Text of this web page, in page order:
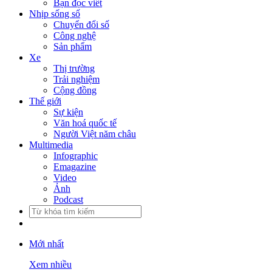
Bạn đọc viết
Nhịp sống số
Chuyển đổi số
Công nghệ
Sản phẩm
Xe
Thị trường
Trải nghiệm
Cộng đồng
Thế giới
Sự kiện
Văn hoá quốc tế
Người Việt năm châu
Multimedia
Infographic
Emagazine
Video
Ảnh
Podcast
Mới nhất
Xem nhiều